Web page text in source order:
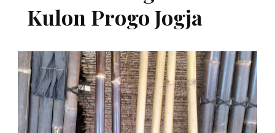
Kulon Progo Jogja